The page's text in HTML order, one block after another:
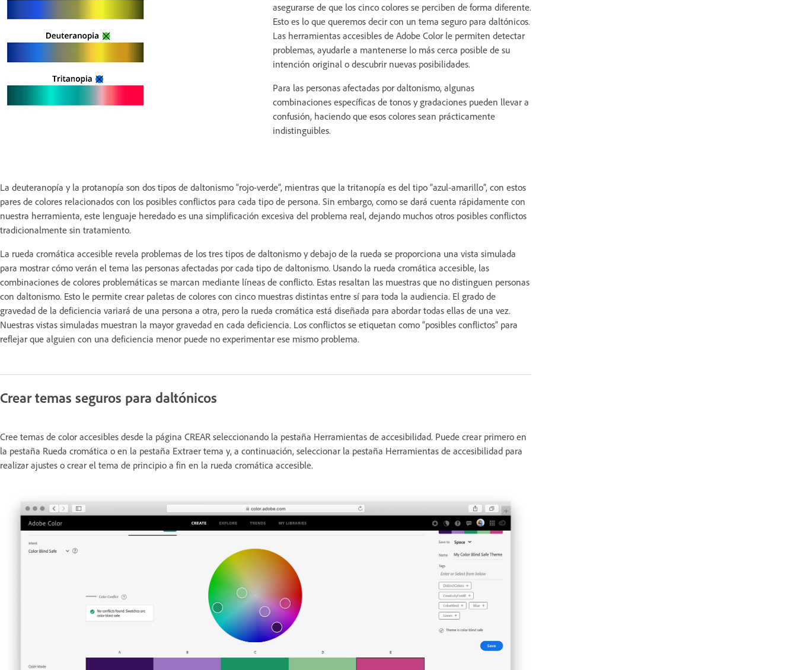
asegurarse de que los cinco colores se perciben de forma diferente.
Esto es lo que queremos decir con un tema seguro para daltónicos.
Las herramientas accesibles de Adobe Color le permiten detectar
problemas, ayudarle a mantenerse lo más cerca posible de su
intención original o descubrir nuevas posibilidades.
Para las personas afectadas por daltonismo, algunas
combinaciones específicas de tonos y gradaciones pueden llevar a
confusión, haciendo que esos colores sean prácticamente
indistinguibles.
La deuteranopía y la protanopía son dos tipos de daltonismo “rojo-verde”, mientras que la tritanopía es del tipo “azul-amarillo”, con estos
pares de colores relacionados con los posibles conflictos para cada tipo de persona. Sin embargo, como se dará cuenta rápidamente con
nuestra herramienta, este lenguaje heredado es una simplificación excesiva del problema real, dejando muchos otros posibles conflictos
tradicionalmente sin tratamiento.
La rueda cromática accesible revela problemas de los tres tipos de daltonismo y debajo de la rueda se proporciona una vista simulada
para mostrar cómo verán el tema las personas afectadas por cada tipo de daltonismo. Usando la rueda cromática accesible, las
combinaciones de colores problemáticas se marcan mediante líneas de conflicto. Estas resaltan las muestras que no distinguen personas
con daltonismo. Esto le permite crear paletas de colores con cinco muestras distintas entre sí para toda la audiencia. El grado de
gravedad de la deficiencia variará de una persona a otra, pero la rueda cromática está diseñada para abordar todas ellas de una vez.
Nuestras vistas simuladas muestran la mayor gravedad en cada deficiencia. Los conflictos se etiquetan como “posibles conflictos” para
reflejar que alguien con una deficiencia menor puede no experimentar ese mismo problema.
Crear temas seguros para daltónicos
Cree temas de color accesibles desde la página CREAR seleccionando la pestaña Herramientas de accesibilidad. Puede crear primero en
la pestaña Rueda cromática o en la pestaña Extraer tema y, a continuación, seleccionar la pestaña Herramientas de accesibilidad para
realizar ajustes o crear el tema de principio a fin en la rueda cromática accesible.